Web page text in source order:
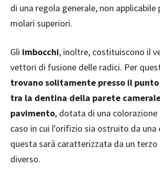
di una regola generale, non applicabile
molari superiori.
Gli imbocchi, inoltre, costituiscono il
vettori di fusione delle radici. Per
trovano solitamente presso il
tra la dentina della parete
pavimento, dotata di una
caso in cui l'orifizio sia ostruito da una
questa sarà caratterizzata da un terzo
diverso.